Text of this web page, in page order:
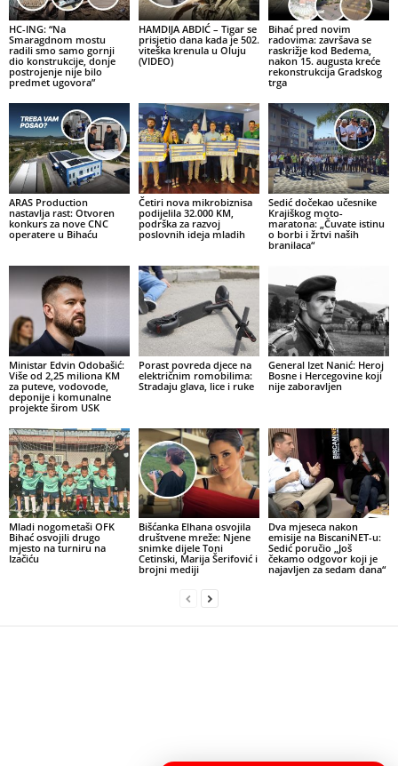
HC-ING: “Na
Smaragdnom mostu
radili smo samo gornji
dio konstrukcije, donje
postrojenje nije bilo
predmet ugovora”
HAMDIJA ABDIĆ – Tigar se
prisjetio dana kada je 502.
viteška krenula u Oluju
(VIDEO)
Bihać pred novim
radovima: završava se
raskrižje kod Bedema,
nakon 15. augusta kreće
rekonstrukcija Gradskog
trga
ARAS Production
nastavlja rast: Otvoren
konkurs za nove CNC
operatere u Bihaću
Četiri nova mikrobiznisa
podijelila 32.000 KM,
podrška za razvoj
poslovnih ideja mladih
Sedić dočekao učesnike
Krajiškog moto-
maratona: „Čuvate istinu
o borbi i žrtvi naših
branilaca“
Ministar Edvin Odobašić:
Više od 2,25 miliona KM
za puteve, vodovode,
deponije i komunalne
projekte širom USK
Porast povreda djece na
električnim romobilima:
Stradaju glava, lice i ruke
General Izet Nanić: Heroj
Bosne i Hercegovine koji
nije zaboravljen
Mladi nogometaši OFK
Bihać osvojili drugo
mjesto na turniru na
Izačiću
Bišćanka Elhana osvojila
društvene mreže: Njene
snimke dijele Toni
Cetinski, Marija Šerifović i
brojni mediji
Dva mjeseca nakon
emisije na BiscaniNET-u:
Sedić poručio „Još
čekamo odgovor koji je
najavljen za sedam dana“